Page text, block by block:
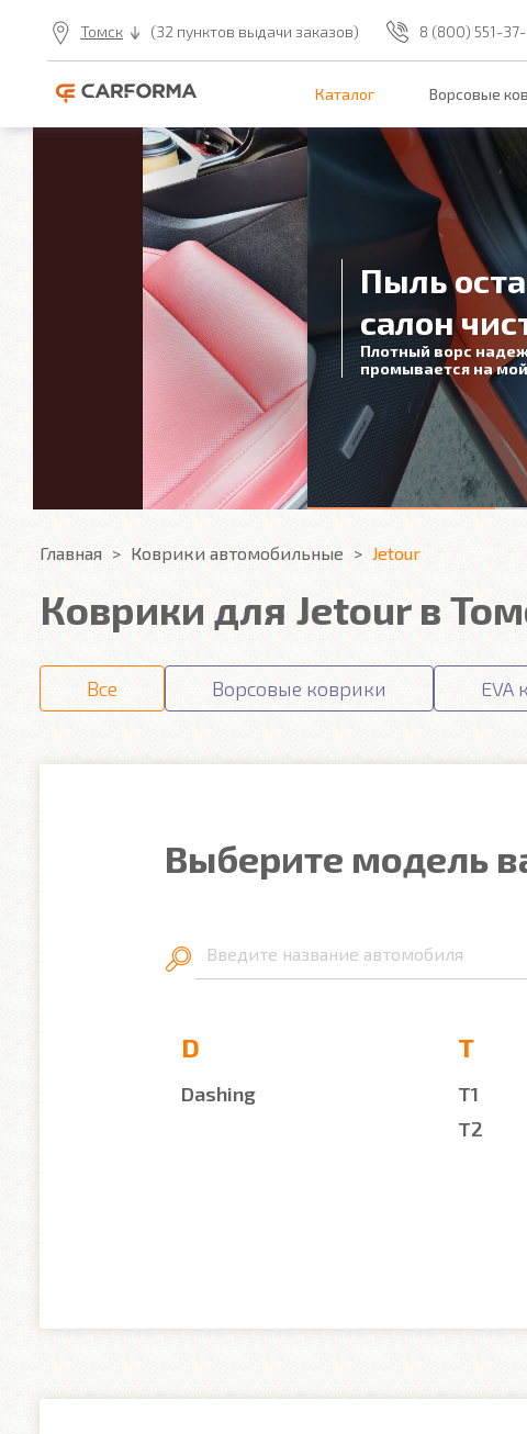
Томск (32 пунктов выдачи заказов) 8 (800) 551-
Каталог Ворсовые
Пыль
салон
Плотный ворс
промывается на
Главная Коврики автомобильные Jetour
Коврики для Jetour в
Все Ворсовые коврики EVA
Выберите модель
Введите название автомобиля
D
Dashing
T
T1
T2